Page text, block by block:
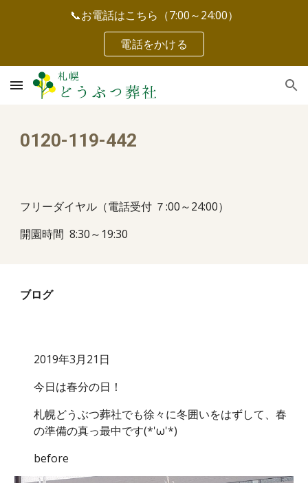
Skip to main content Skip to navigation
📞お電話はこちら（7:00～24:00）
電話をかける
0120-119-442
フリーダイヤル（電話受付 ７:00～24:00）
開園時間 8:30～19:30
ブログ
2019年3月21日
今日は春分の日！
札幌どうぶつ葬社でも徐々に冬囲いをはずして、春
の準備の真っ最中です(*'ω'*)
before